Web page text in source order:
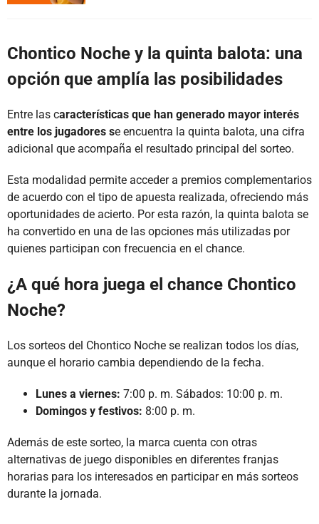
Chontico Noche y la quinta balota: una
opción que amplía las posibilidades
Entre las características que han generado mayor interés
entre los jugadores se encuentra la quinta balota, una cifra
adicional que acompaña el resultado principal del sorteo.
Esta modalidad permite acceder a premios complementarios
de acuerdo con el tipo de apuesta realizada, ofreciendo más
oportunidades de acierto. Por esta razón, la quinta balota se
ha convertido en una de las opciones más utilizadas por
quienes participan con frecuencia en el chance.
¿A qué hora juega el chance Chontico
Noche?
Los sorteos del Chontico Noche se realizan todos los días,
aunque el horario cambia dependiendo de la fecha.
Lunes a viernes: 7:00 p. m. Sábados: 10:00 p. m.
Domingos y festivos: 8:00 p. m.
Además de este sorteo, la marca cuenta con otras
alternativas de juego disponibles en diferentes franjas
horarias para los interesados en participar en más sorteos
durante la jornada.